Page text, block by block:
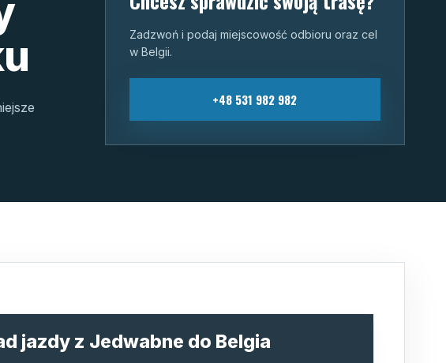
Zadzwoń i podaj miejscowość odbioru oraz cel
w Belgii.
+48 531 982 982
jazdy z Jedwabne do Belgia